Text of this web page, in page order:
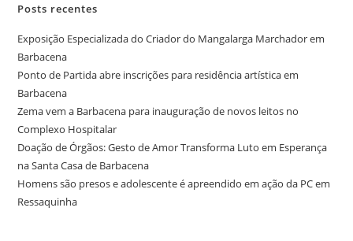
Posts recentes
Exposição Especializada do Criador do Mangalarga Marchador em
Barbacena
Ponto de Partida abre inscrições para residência artística em
Barbacena
Zema vem a Barbacena para inauguração de novos leitos no
Complexo Hospitalar
Doação de Órgãos: Gesto de Amor Transforma Luto em Esperança
na Santa Casa de Barbacena
Homens são presos e adolescente é apreendido em ação da PC em
Ressaquinha